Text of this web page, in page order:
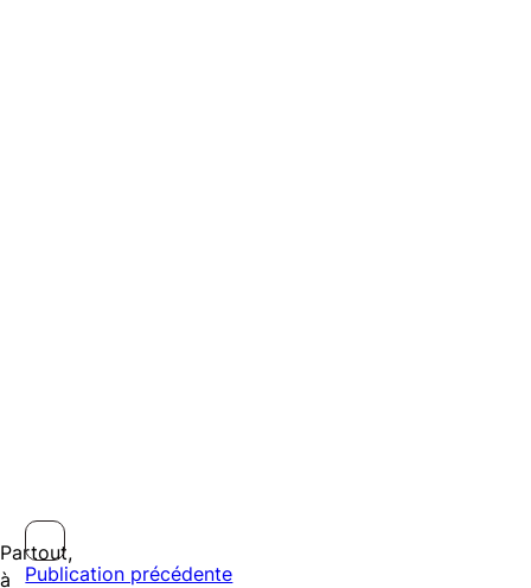
Partout,
à
Publication précédente